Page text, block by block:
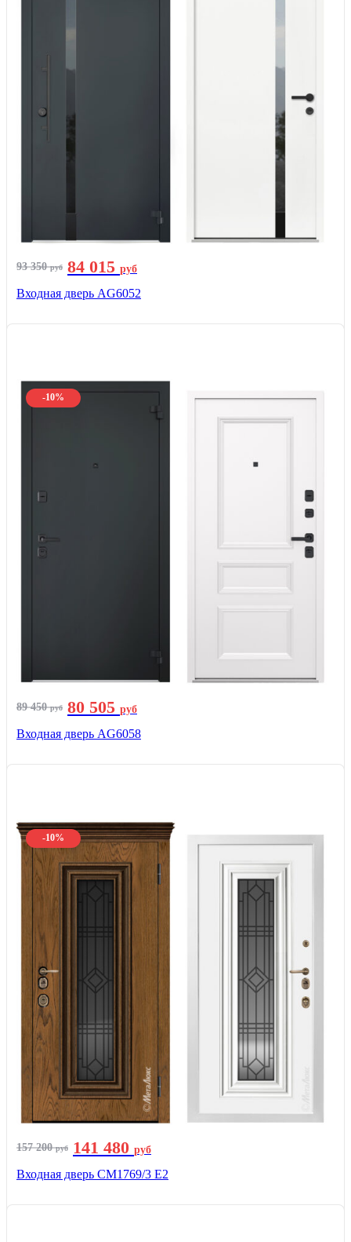
93 350руб 84 015 руб
Входная дверь AG6052
-10%
89 450руб 80 505 руб
Входная дверь AG6058
-10%
157 200руб 141 480 руб
Входная дверь СМ1769/3 Е2